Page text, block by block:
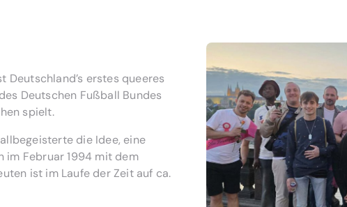
Deutschland’s erstes queeres
Deutschen Fußball Bundes
spielt.
die Idee, eine
im Februar 1994 mit dem
ist im Laufe der Zeit auf ca.